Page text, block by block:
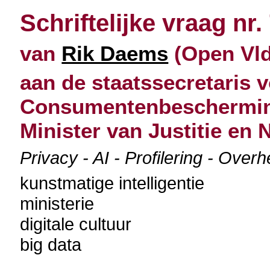
Schriftelijke vraag nr.
van Rik Daems (Open
aan de staatssecretaris
Minister van Justitie en
Privacy - AI - Profilering -
kunstmatige intelligentie
ministerie
digitale cultuur
big data